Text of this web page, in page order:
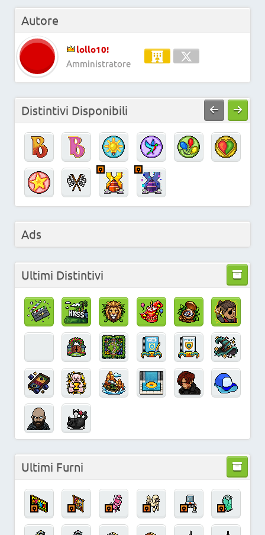
Autore
lollo10!
Amministratore
Distintivi Disponibili
Ads
Ultimi Distintivi
Ultimi Furni